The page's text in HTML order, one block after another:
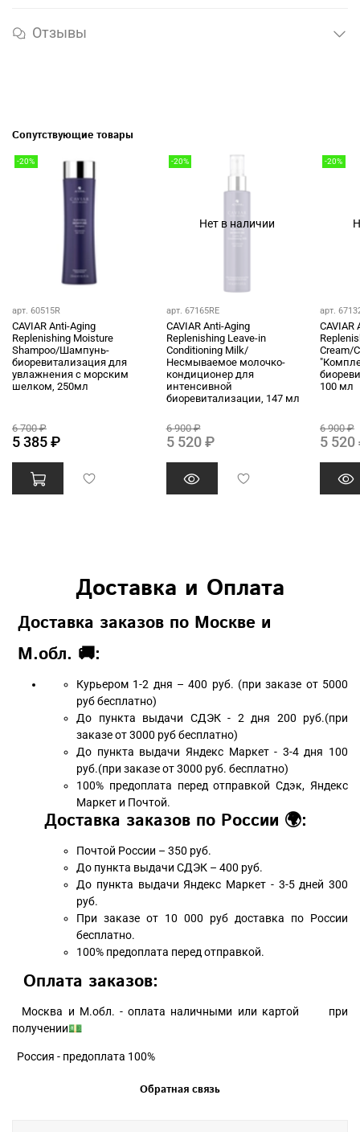
Отзывы
Сопутствующие товары
-20%
арт. 60515R
CAVIAR Anti-Aging
Replenishing Moisture
Shampoo/Шампунь-
биоревитализация для
увлажнения с морским
шелком, 250мл
6 700 ₽
5 385 ₽
Нет в наличии
-20%
арт. 67165RE
CAVIAR Anti-Aging
Replenishing Leave-in
Conditioning Milk/
Несмываемое молочко-
кондиционер для
интенсивной
биоревитализации, 147 мл
6 900 ₽
5 520 ₽
-20%
арт.
CAVIAR
Cream/
100 мл
6 900 ₽
5 520
Доставка и Оплата
Доставка заказов по Москве и
М.обл. 🚚:
Курьером 1-2 дня – 400 руб. (при заказе от 5000
руб бесплатно)
До пункта выдачи СДЭК - 2 дня 200 руб.(при
заказе от 3000 руб бесплатно)
До пункта выдачи Яндекс Маркет - 3-4 дня 100
руб.(при заказе от 3000 руб. бесплатно)
100% предоплата перед отправкой Сдэк, Яндекс
Маркет и Почтой.
Доставка заказов по России 🌍:
Почтой России – 350 руб.
До пункта выдачи СДЭК – 400 руб.
До пункта выдачи Яндекс Маркет - 3-5 дней 300
руб.
При заказе от 10 000 руб доставка по России
бесплатно.
100% предоплата перед отправкой.
Оплата заказов:
Москва и М.обл. - оплата наличными или картой при
получении💵
Россия - предоплата 100%
Обратная связь